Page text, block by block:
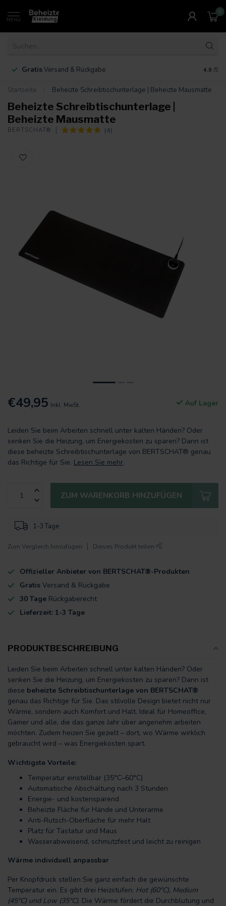
MENU
0
GratisVersand & Rückgabe 30
4.9 /5
Startseite Beheizte Schreibtischunterlage | Beheizte Mausmatte
Beheizte Schreibtischunterlage |
Beheizte Mausmatte
BERTSCHAT® (4)
€49,95 Inkl. MwSt. Auf Lager
Leiden Sie beim Arbeiten schnell unter kalten Händen? Oder
senken Sie die Heizung, um Energiekosten zu sparen? Dann ist
diese beheizte Schreibtischunterlage von BERTSCHAT® genau
das Richtige für Sie. Lesen Sie mehr.
ZUM WARENKORB HINZUFÜGEN
1-3 Tage
Zum Vergleich hinzufügen Dieses Produkt teilen
Offizieller Anbieter von BERTSCHAT®-Produkten
Gratis Versand & Rückgabe
30 Tage Rückgaberecht
Lieferzeit: 1-3 Tage
PRODUKTBESCHREIBUNG
Leiden Sie beim Arbeiten schnell unter kalten Händen? Oder
senken Sie die Heizung, um Energiekosten zu sparen? Dann ist
diese beheizte Schreibtischunterlage von BERTSCHAT®
genau das Richtige für Sie. Das stilvolle Design bietet nicht nur
Wärme, sondern auch Komfort und Halt. Ideal für Homeoffice,
Gamer und alle, die das ganze Jahr über angenehm arbeiten
möchten. Zudem heizen Sie gezielt – dort, wo Wärme wirklich
gebraucht wird – was Energiekosten spart.
Wichtigste Vorteile:
Temperatur einstellbar (35°C–60°C)
Automatische Abschaltung nach 3 Stunden
Energie- und kostensparend
Beheizte Fläche für Hände und Unterarme
Anti-Rutsch-Oberfläche für mehr Halt
Platz für Tastatur und Maus
Wasserabweisend, schmutzfest und leicht zu reinigen
Wärme individuell anpassbar
Per Knopfdruck stellen Sie ganz einfach die gewünschte
Temperatur ein. Es gibt drei Heizstufen: Hot (60°C), Medium
(45°C) und Low (35°C). Die Wärme fördert die Durchblutung und